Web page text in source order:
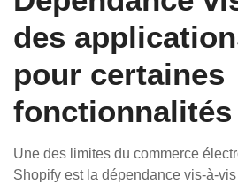
des
pour certaines
fonctionnalités
Une des limites du commerce
Shopify est la dépendance vis-à-